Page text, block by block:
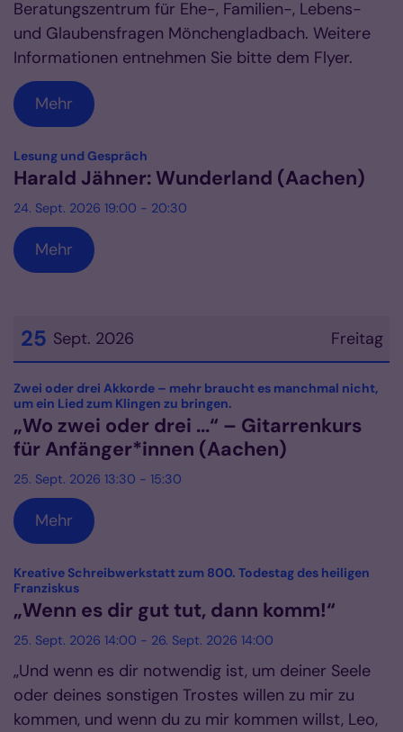
Beratungszentrum für Ehe-, Familien-, Lebens-
und Glaubensfragen Mönchengladbach. Weitere
Informationen entnehmen Sie bitte dem Flyer.
Mehr
Lesung und Gespräch
Harald Jähner: Wunderland (Aachen)
24. Sept. 2026 19:00 - 20:30
Mehr
Freitag
25 Sept. 2026
Datum: 25. September 2026
Zwei oder drei Akkorde – mehr braucht es manchmal nicht,
um ein Lied zum Klingen zu bringen.
„Wo zwei oder drei ...“ – Gitarrenkurs
für Anfänger*innen (Aachen)
25. Sept. 2026 13:30 - 15:30
Mehr
Kreative Schreibwerkstatt zum 800. Todestag des heiligen
Franziskus:
„Wenn es dir gut tut, dann komm!“
25. Sept. 2026 14:00 - 26. Sept. 2026 14:00
„Und wenn es dir notwendig ist, um deiner Seele
oder deines sonstigen Trostes willen zu mir zu
kommen, und wenn du zu mir kommen willst, Leo,